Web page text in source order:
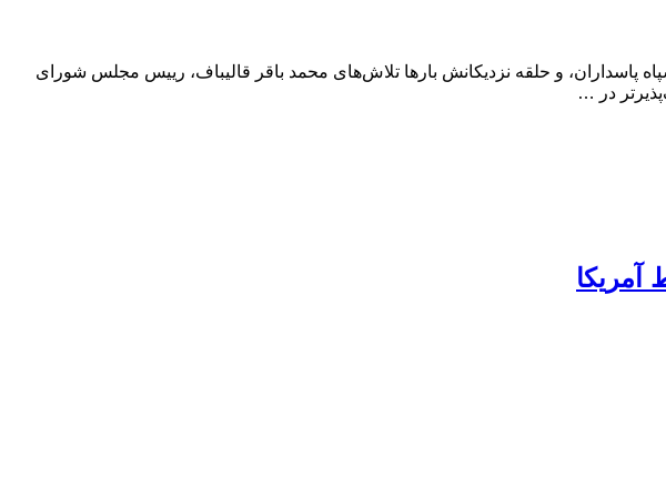
و حلقه نزدیکانش بارها تلاش‌های محمد باقر قالیباف، رییس مجلس شورای
در …